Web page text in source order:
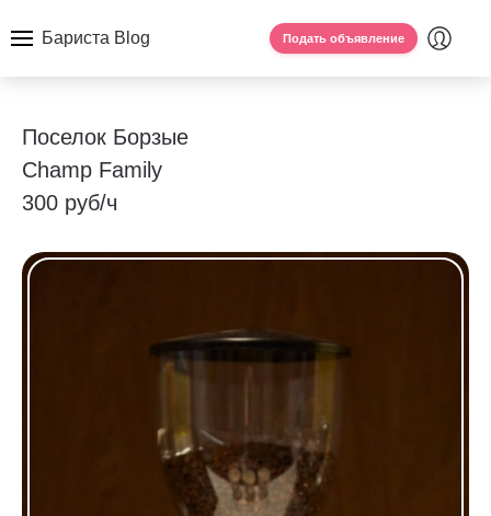
Бариста Blog Подать объявление
Поселок Борзые
Champ Family
300 руб/ч